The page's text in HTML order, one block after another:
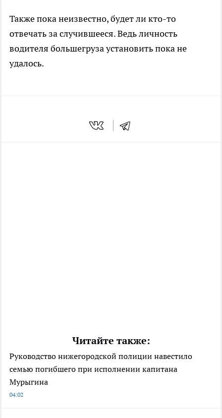
Также пока неизвестно, будет ли кто-то
отвечать за случившееся. Ведь личность
водителя большегруза установить пока не
удалось.
Читайте также:
Руководство нижегородской полиции навестило
семью погибшего при исполнении капитана
Мурыгина
04:02